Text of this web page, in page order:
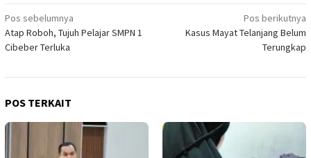
Navigasi
pos
Pos sebelumnya
Atap Roboh, Tujuh Pelajar SMPN 1
Cibeber Terluka
Pos berikutnya
Kasus Mayat Telanjang Belum
Terungkap
POS TERKAIT